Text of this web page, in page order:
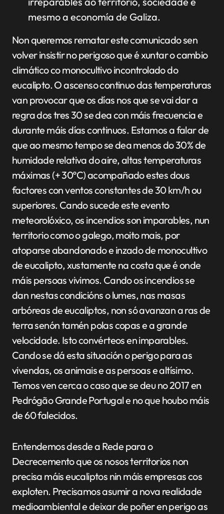
mesmo a economía de Galiza.
Non queremos rematar este comunicado sen
volver insistir no perigoso que é xuntar o cambio
climático co monocultivo incontrolado do
eucalipto. O ascenso continuo das temperaturas
van provocar que os días nos que se vai dar a
regra dos tres 30 se dea con máis frecuencia e
durante máis días continuos. Estamos a falar de
que ao mesmo tempo se dea menos do 30% de
humidade relativa do aire, altas temperaturas
máximas (+ 30ºC) acompañado estes dous
factores con ventos constantes de 30 km/h ou
superiores. Cando sucede este evento
meteorolóxico, os incendios son imparables, nun
territorio como o galego, moito mais, por
atoparse abandonado e inzado de monocultivo
de eucalipto, xustamente na costa que é onde
máis persoas vivimos. Cando os incendios se
dan nestas condicións o lumes, nas masas
arbóreas de eucaliptos, non só avanzan a ras de
terra senón tamén polas copas e a grande
velocidade. Isto convérteos en imparables.
Cando se dá esta situación o perigo para as
vivendas, os animais e as persoas e altísimo.
Temos ven cerca o caso que se deu no 2017 en
Pedrógão Grande Portugal e no que houbo máis
de 60 falecidos.
Entendemos desde a Rede para o
Decrecemento que os nosos territorios non
precisa máis eucaliptos nin máis empresas cos
exploten. Precisamos asumir a nova realidade
medioambiental e deixar de poñer en perigo as